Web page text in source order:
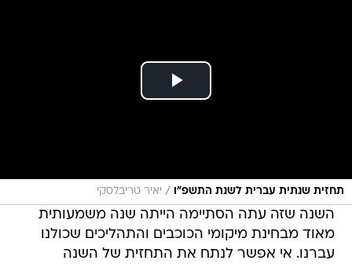
תחזית שנתית עברית לשנת התשפ"ו / יאיר טריבלסקי
השנה שזה עתה הסתיימה הייתה שנה משמעותית
מאוד מבחינת מיקומי הכוכבים והתהליכים שכולנו
עברנו. אי אפשר לנתח את התחזית של השנה